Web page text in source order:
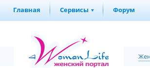
Главная Сервисы Форум